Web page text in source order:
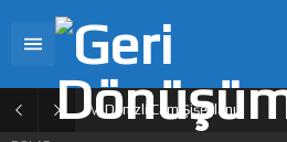
Denizli Cam Şişe İlanı